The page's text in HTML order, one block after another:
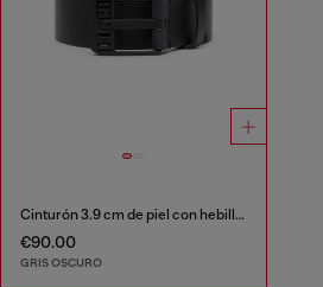
Cinturón 3.9 cm de piel con hebilla con el logotipo de estrella
€90.00
GRIS OSCURO